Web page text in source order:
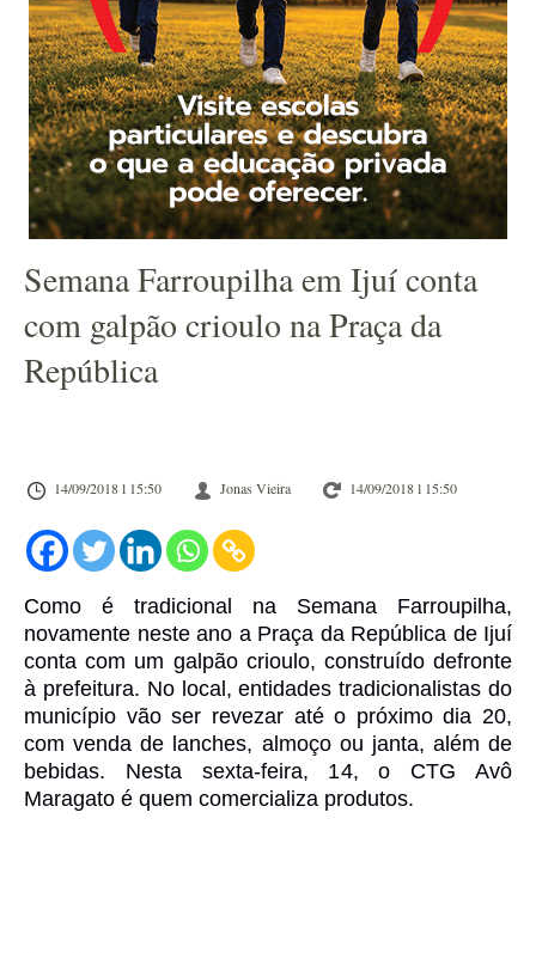
Semana Farroupilha em Ijuí conta
com galpão crioulo na Praça da
República
14/09/2018 l 15:50 Jonas Vieira 14/09/2018 l 15:50
Como é tradicional na Semana Farroupilha,
novamente neste ano a Praça da República de Ijuí
conta com um galpão crioulo, construído defronte
à prefeitura. No local, entidades tradicionalistas do
município vão ser revezar até o próximo dia 20,
com venda de lanches, almoço ou janta, além de
bebidas. Nesta sexta-feira, 14, o CTG Avô
Maragato é quem comercializa produtos.